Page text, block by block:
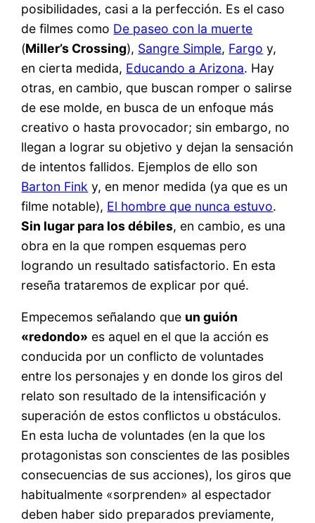
posibilidades, casi a la perfección. Es el caso
de filmes como De paseo con la muerte
(Miller’s Crossing), Sangre Simple, Fargo y,
en cierta medida, Educando a Arizona. Hay
otras, en cambio, que buscan romper o salirse
de ese molde, en busca de un enfoque más
creativo o hasta provocador; sin embargo, no
llegan a lograr su objetivo y dejan la sensación
de intentos fallidos. Ejemplos de ello son
Barton Fink y, en menor medida (ya que es un
filme notable), El hombre que nunca estuvo.
Sin lugar para los débiles, en cambio, es una
obra en la que rompen esquemas pero
logrando un resultado satisfactorio. En esta
reseña trataremos de explicar por qué.
Empecemos señalando que un guión
«redondo» es aquel en el que la acción es
conducida por un conflicto de voluntades
entre los personajes y en donde los giros del
relato son resultado de la intensificación y
superación de estos conflictos u obstáculos.
En esta lucha de voluntades (en la que los
protagonistas son conscientes de las posibles
consecuencias de sus acciones), los giros que
habitualmente «sorprenden» al espectador
deben haber sido preparados previamente,